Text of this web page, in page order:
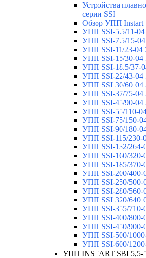
Устройства
серии SSI
Обзор УПП Instart
УПП SSI-5.5/11-
УПП SSI-7.5/15-
УПП SSI-11/23-04
УПП SSI-15/30-04
УПП SSI-18.5/37-
УПП SSI-22/43-04
УПП SSI-30/60-04
УПП SSI-37/75-04
УПП SSI-45/90-04
УПП SSI-55/110-
УПП SSI-75/150-
УПП SSI-90/180-
УПП SSI-115/230-
УПП SSI-132/264-
УПП SSI-160/320-
УПП SSI-185/370-
УПП SSI-200/400-
УПП SSI-250/500-
УПП SSI-280/560-
УПП SSI-320/640-
УПП SSI-355/710-
УПП SSI-400/800-
УПП SSI-450/900-
УПП SSI-500/
УПП SSI-600/
УПП INSTART SBI 5,5-